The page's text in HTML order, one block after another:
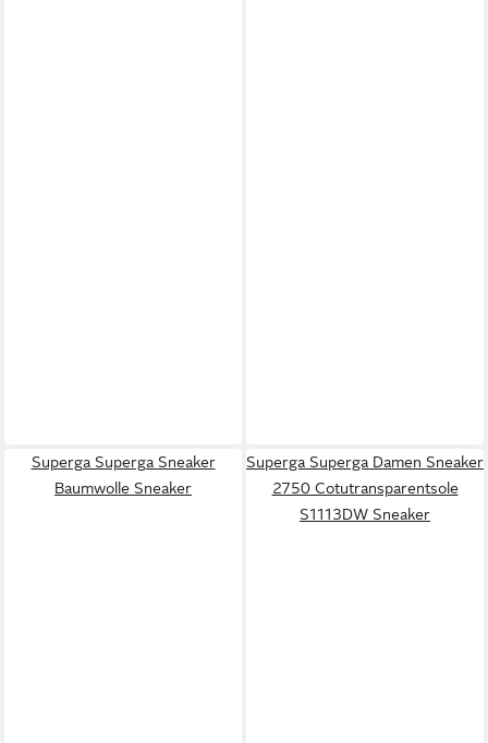
Superga Superga Sneaker
Baumwolle Sneaker
Superga Superga Damen Sneaker
2750 Cotutransparentsole
S1113DW Sneaker